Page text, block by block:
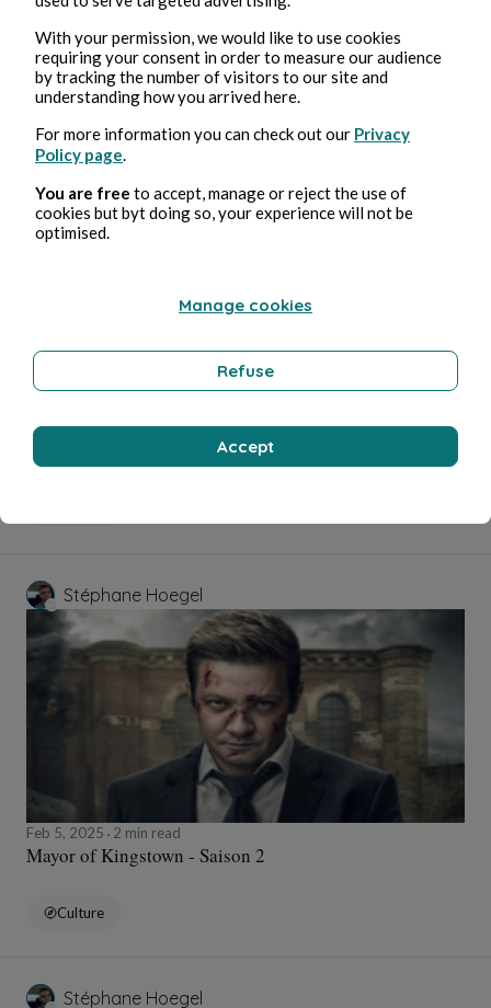
Shining Vale - Saison 1
Culture
Stéphane Hoegel
Feb 11, 20253 min read
Stéphane Hoegel
Feb 5, 2025 2 min read
Mayor of Kingstown - Saison 2
Culture
Stéphane Hoegel
With your permission, we would like to use cookies
requiring your consent in order to measure our audience
by tracking the number of visitors to our site and
understanding how you arrived here.
For more information you can check out our Privacy
Policy page
You are free to accept, manage or reject the use of
cookies but byt doing so, your experience will not be
optimised.
Manage cookies
Refuse
Accept